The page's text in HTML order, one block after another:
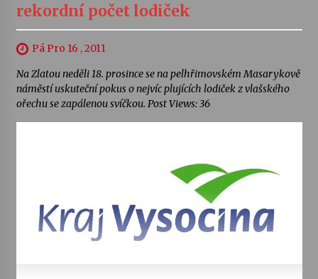
rekordní počet lodiček
Pá Pro 16 , 2011
Na Zlatou neděli 18. prosince se na pelhřimovském Masarykově
náměstí uskuteční pokus o nejvíc plujících lodiček z vlašského
ořechu se zapálenou svíčkou. Post Views: 36